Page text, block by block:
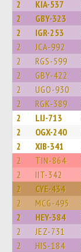
2 KIA-537
2 GBY-323
2 IGR-253
2 JCA-992
2 RGS-599
2 GBY-422
2 UGO-930
2 RGK-389
2 LIJ-713
2 OGX-240
2 XIB-341
2 TIN-864
2 IIT-342
2 CYE-434
2 MCG-495
2 HEY-384
2 JEZ-731
2 HIS-184